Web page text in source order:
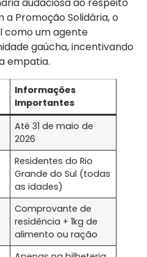
Promoção Solidária, o
como um agente
gaúcha, incentivando
empatia.
Informações
Importantes
Até 31 de maio de
2026
Residentes do Rio
Grande do Sul (todas
as idades)
Comprovante de
residência + 1kg de
alimento ou ração